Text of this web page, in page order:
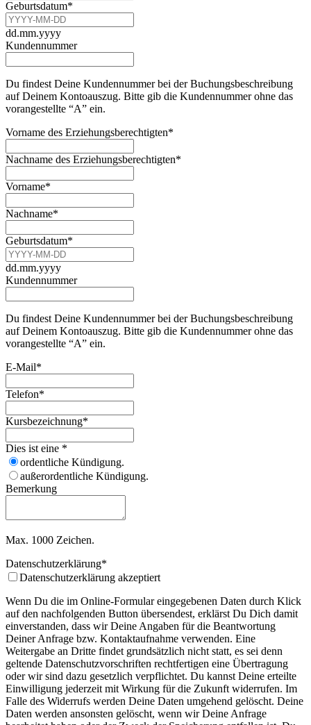
Geburtsdatum*
dd.mm.yyyy
Kundennummer
Du findest Deine Kundennummer bei der Buchungsbeschreibung
auf Deinem Kontoauszug. Bitte gib die Kundennummer ohne das
vorangestellte “A” ein.
Vorname des Erziehungsberechtigten*
Nachname des Erziehungsberechtigten*
Vorname*
Nachname*
Geburtsdatum*
dd.mm.yyyy
Kundennummer
Du findest Deine Kundennummer bei der Buchungsbeschreibung
auf Deinem Kontoauszug. Bitte gib die Kundennummer ohne das
vorangestellte “A” ein.
Your
E-Mail*
Telefon*
Kursbezeichnung*
Dies ist eine *
ordentliche Kündigung.
außerordentliche Kündigung.
Bemerkung
Max. 1000 Zeichen.
Datenschutzerklärung*
Datenschutzerklärung akzeptiert
Wenn Du die im Online-Formular eingegebenen Daten durch Klick
auf den nachfolgenden Button übersendest, erklärst Du Dich damit
einverstanden, dass wir Deine Angaben für die Beantwortung
Deiner Anfrage bzw. Kontaktaufnahme verwenden. Eine
Weitergabe an Dritte findet grundsätzlich nicht statt, es sei denn
geltende Datenschutzvorschriften rechtfertigen eine Übertragung
oder wir sind dazu gesetzlich verpflichtet. Du kannst Deine erteilte
Einwilligung jederzeit mit Wirkung für die Zukunft widerrufen. Im
Falle des Widerrufs werden Deine Daten umgehend gelöscht. Deine
Daten werden ansonsten gelöscht, wenn wir Deine Anfrage